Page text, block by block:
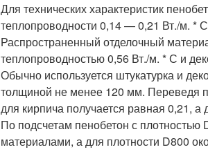
Для технических характеристик
теплопроводности 0,14 — 0,21 Вт./м. * С
Распространенный отделочный
теплопроводностью 0,56 Вт./м. * С и
Обычно используется штукатурка и
толщиной не менее 120 мм. Переведя
для кирпича получается равная 0,21, а
По подсчетам пенобетон с
материалами, а для плотности D800